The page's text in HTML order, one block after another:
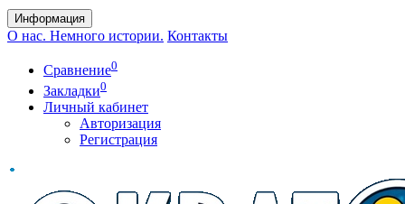
Информация
О нас. Немного истории. Контакты
Сравнение0
Закладки0
Личный кабинет
Авторизация
Регистрация